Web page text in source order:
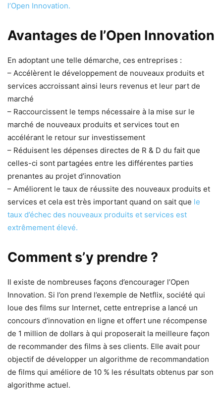
l’Open Innovation.
Avantages de l’Open Innovation
En adoptant une telle démarche, ces entreprises :
– Accélèrent le développement de nouveaux produits et
services accroissant ainsi leurs revenus et leur part de
marché
– Raccourcissent le temps nécessaire à la mise sur le
marché de nouveaux produits et services tout en
accélérant le retour sur investissement
– Réduisent les dépenses directes de R & D du fait que
celles-ci sont partagées entre les différentes parties
prenantes au projet d’innovation
– Améliorent le taux de réussite des nouveaux produits et
services et cela est très important quand on sait que le
taux d’échec des nouveaux produits et services est
extrêmement élevé.
Comment s’y prendre ?
Il existe de nombreuses façons d’encourager l’Open
Innovation. Si l’on prend l’exemple de Netflix, société qui
loue des films sur Internet, cette entreprise a lancé un
concours d’innovation en ligne et offert une récompense
de 1 million de dollars à qui proposerait la meilleure façon
de recommander des films à ses clients. Elle avait pour
objectif de développer un algorithme de recommandation
de films qui améliore de 10 % les résultats obtenus par son
algorithme actuel.